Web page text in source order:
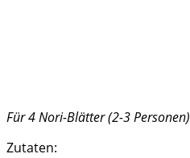
Für 4 Nori-Blätter (2-3 Personen)
Zutaten: